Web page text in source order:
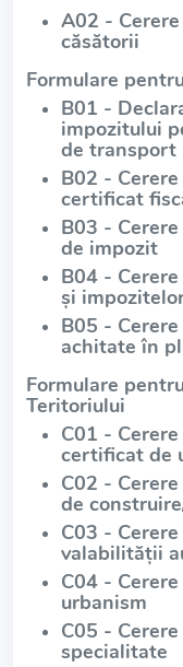
A02 -
căsătorii
Formulare
B01 -
impozitului
de transport
B02 -
certificat
B03 -
de impozit
B04 -
și
B05 -
achitate în
Formulare
Teritoriului
C01 -
certificat de
C02 -
de
C03 -
valabilității
C04 -
urbanism
C05 -
specialitate